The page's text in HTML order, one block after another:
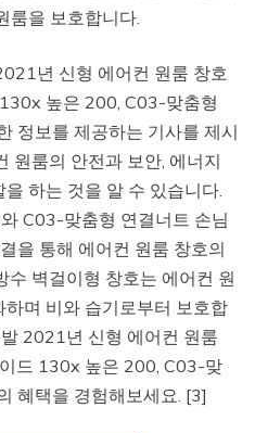
룸을 보호합니다.
년 신형 에어컨 원룸 창호
높은 200, C03-맞춤형
정보를 제공하는 기사를 제시
원룸의 안전과 보안, 에너지
하는 것을 알 수 있습니다.
C03-맞춤형 연결너트 손님
을 통해 에어컨 원룸 창호의
수 벽걸이형 창호는 에어컨 원
며 비와 습기로부터 보호합
2021년 신형 에어컨 원룸
드 130x 높은 200, C03-맞
혜택을 경험해보세요. [3]